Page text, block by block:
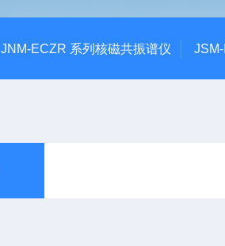
JNM-ECZR 系列核磁共振谱仪